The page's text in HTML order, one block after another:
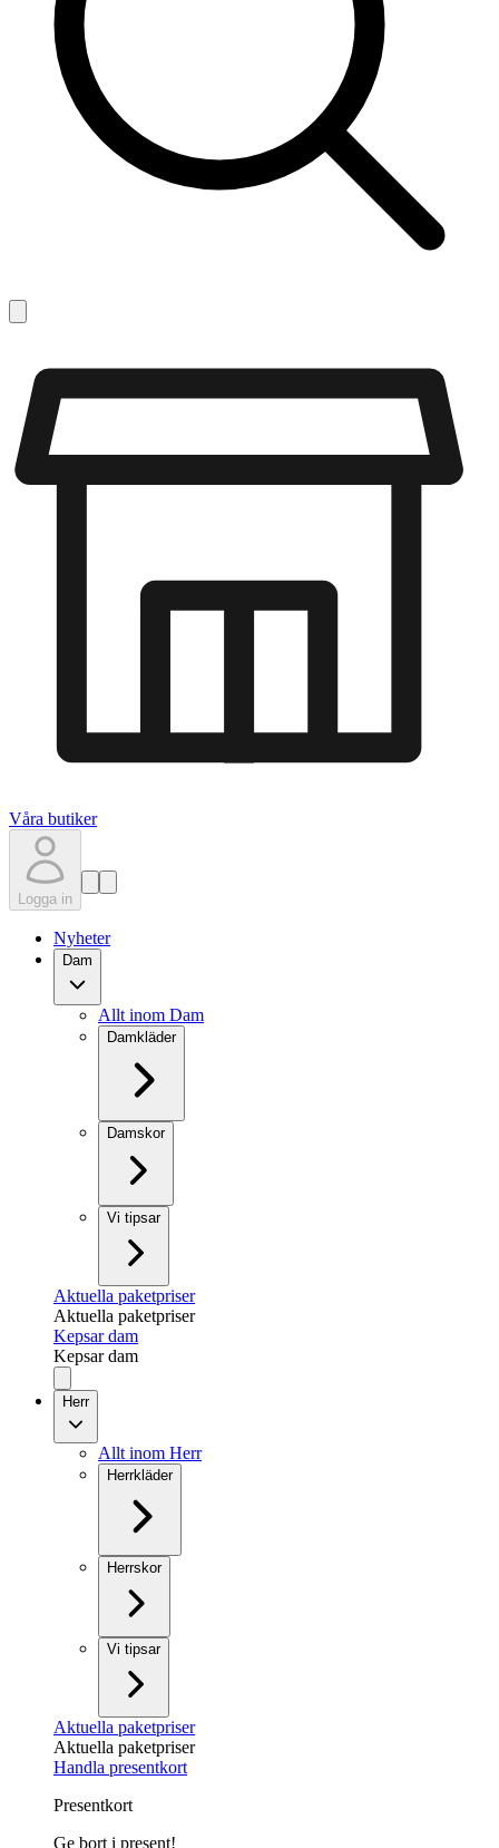
Våra butiker
Logga in
Nyheter
Dam
Allt inom Dam
Damkläder
Damskor
Vi tipsar
Aktuella paketpriser
Aktuella paketpriser
Kepsar dam
Kepsar dam
Herr
Allt inom Herr
Herrkläder
Herrskor
Vi tipsar
Aktuella paketpriser
Aktuella paketpriser
Handla presentkort
Presentkort
Ge bort i present!